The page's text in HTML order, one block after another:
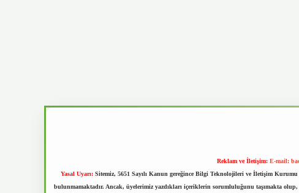
Reklam ve İletişim: E-mail:
Yasal Uyarı: Sitemiz, 5651 Sayılı Kanun gereğince Bilgi Teknolojileri ve İletişim
bulunmamaktadır. Ancak, üyelerimiz yazdıkları içeriklerin sorumluluğunu taşımakta